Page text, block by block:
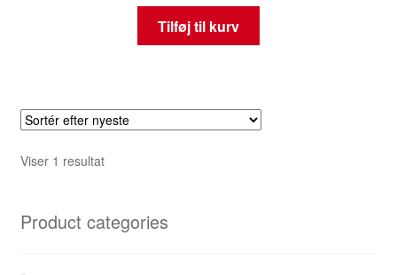
Tilføj til kurv
Viser 1 resultat
Product categories